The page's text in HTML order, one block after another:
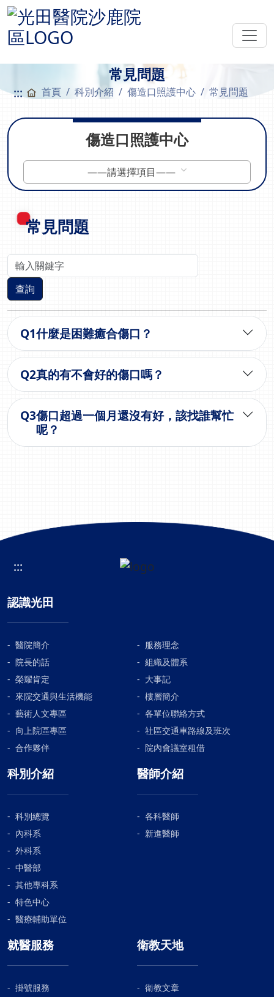
常見問題
::: 首頁 科別介紹 傷造口照護中心 常見問題
傷造口照護中心
——請選擇項目——
常見問題
關鍵字查詢
查詢
Q1什麼是困難癒合傷口？
Q2真的有不會好的傷口嗎？
Q3傷口超過一個月還沒有好，該找誰幫忙
呢？
:::
認識光田
醫院簡介
服務理念
院長的話
組織及體系
榮耀肯定
大事記
來院交通與生活機能
樓層簡介
藝術人文專區
各單位聯絡方式
向上院區專區
社區交通車路線及班次
合作夥伴
院內會議室租借
科別介紹
科別總覽
內科系
外科系
中醫部
其他專科系
特色中心
醫療輔助單位
醫師介紹
各科醫師
新進醫師
就醫服務
掛號服務
衛教天地
衛教文章